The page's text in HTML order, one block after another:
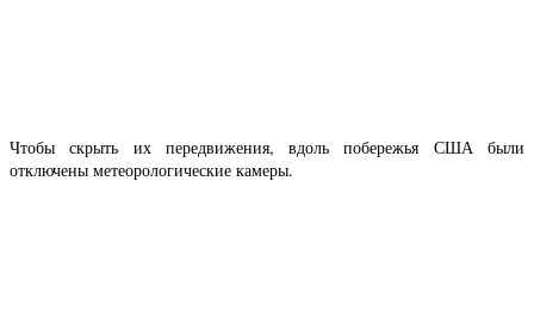
Чтобы скрыть их передвижения, вдоль побережья США были
отключены метеорологические камеры.